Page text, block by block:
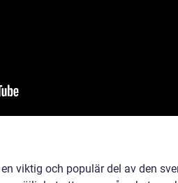
viktig och populär del av den